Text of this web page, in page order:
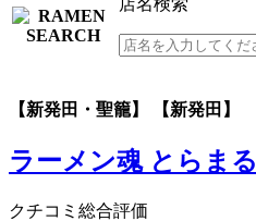
【新発田・聖籠】 【新発田】
ラーメン魂 とらまる
クチコミ総合評価